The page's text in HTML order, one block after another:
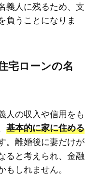
義人に残るため、支
負うことになりま
宅ローンの名
人の収入や信用をも
基本的に家に住める
。離婚後に妻だけが
ると考えられ、金融
しれません。